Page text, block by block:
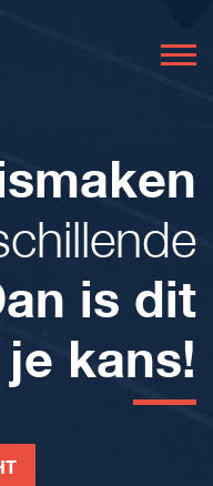
is dit
je kans!